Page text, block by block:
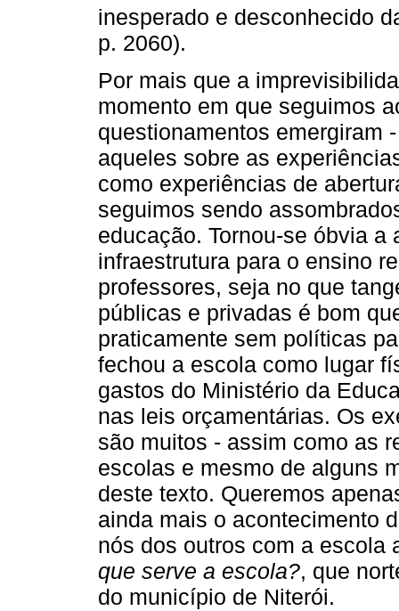
inesperado e desconhecido
p. 2060).
Por mais que a
momento em que seguimos
questionamentos emergiram
aqueles sobre as
como experiências de
seguimos sendo
educação. Tornou-se óbvia
infraestrutura para o ensino
professores, seja no que
públicas e privadas é bom
praticamente sem políticas
fechou a escola como lugar
gastos do Ministério da
nas leis orçamentárias. Os
são muitos - assim como as
escolas e mesmo de alguns
deste texto. Queremos
ainda mais o acontecimento
nós dos outros com a
que serve a escola?, que
do município de Niterói.